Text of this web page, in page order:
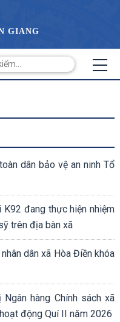
GIANG
dân bảo vệ an ninh Tổ
đang thực hiện nhiệm
trên địa bàn xã
dân xã Hòa Điền khóa
hàng Chính sách xã
động Quí II năm 2026